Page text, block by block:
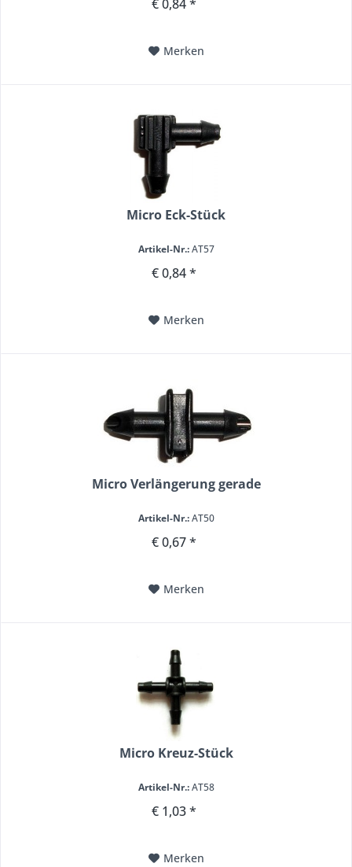
€ 0,84 *
Merken
Micro Eck-Stück
Artikel-Nr.:AT57
€ 0,84 *
Merken
Micro Verlängerung gerade
Artikel-Nr.:AT50
€ 0,67 *
Merken
Micro Kreuz-Stück
Artikel-Nr.:AT58
€ 1,03 *
Merken